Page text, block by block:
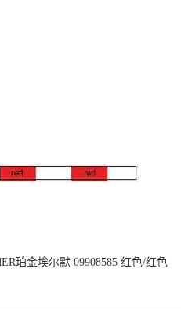
珀金埃尔默 09908585 红色/红色